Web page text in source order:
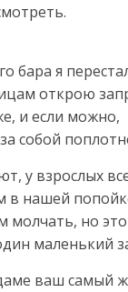
бара я
открою
и если можно,
собой
у взрослых
в нашей
молчать, но
маленький
ваш самый